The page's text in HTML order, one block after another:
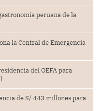
peruana de la
la Central de Emergencia
del OEFA para
de S/ 443 millones para